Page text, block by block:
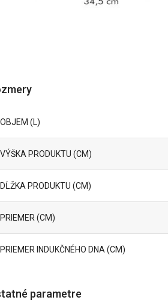
OBJEM (L)
VÝŠKA PRODUKTU (CM)
DĹŽKA PRODUKTU (CM)
PRIEMER (CM)
PRIEMER INDUKČNÉHO DNA (CM)
parametre